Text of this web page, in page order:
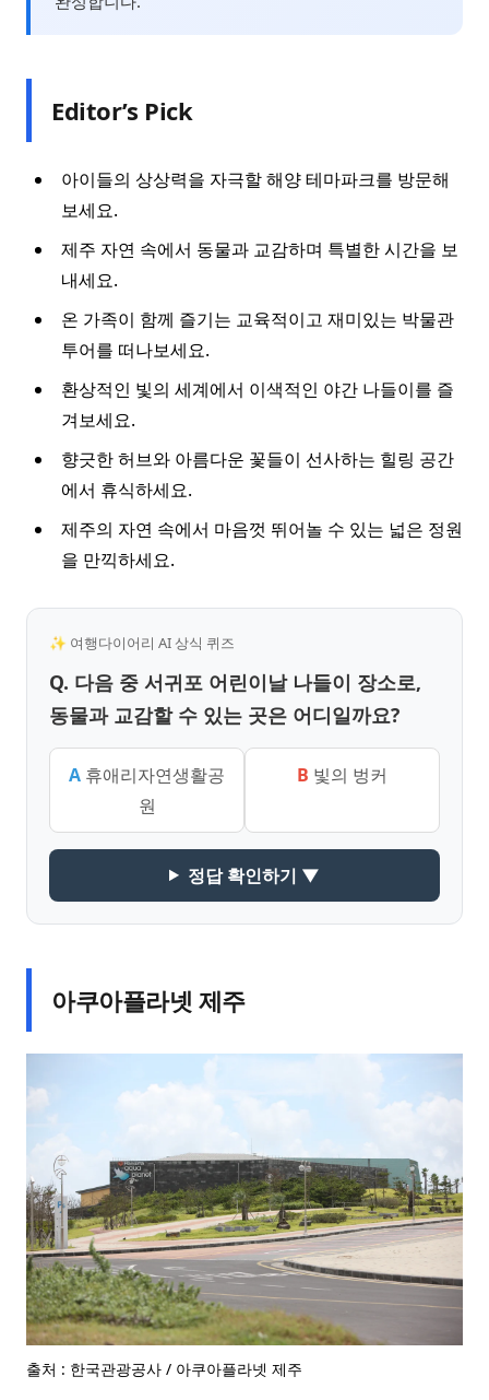
Editor’s Pick
아이들의 상상력을 자극할 해양 테마파크를 방문해
보세요.
제주 자연 속에서 동물과 교감하며 특별한 시간을 보
내세요.
온 가족이 함께 즐기는 교육적이고 재미있는 박물관
투어를 떠나보세요.
환상적인 빛의 세계에서 이색적인 야간 나들이를 즐
겨보세요.
향긋한 허브와 아름다운 꽃들이 선사하는 힐링 공간
에서 휴식하세요.
제주의 자연 속에서 마음껏 뛰어놀 수 있는 넓은 정원
을 만끽하세요.
✨ 여행다이어리 AI 상식 퀴즈
Q. 다음 중 서귀포 어린이날 나들이 장소로,
동물과 교감할 수 있는 곳은 어디일까요?
A 휴애리자연생활공
원
B 빛의 벙커
정답 확인하기 ▼
아쿠아플라넷 제주
출처 : 한국관광공사 / 아쿠아플라넷 제주